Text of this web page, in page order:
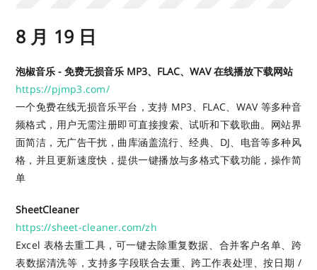
8 月 19 日
泡椒音乐 - 免费无损音乐 MP3、FLAC、WAV 在线播放下载网站
https://pjmp3.com/
一个免费在线无损音乐平台，支持 MP3、FLAC、WAV 等多种音
频格式，用户无需注册即可直接搜索、试听和下载歌曲。网站界
面简洁，无广告干扰，曲库涵盖流行、经典、DJ、电音等多种风
格，并且更新速度快，提供一键播放与多格式下载功能，操作简
单
SheetCleaner
https://sheet-cleaner.com/zh
Excel 表格去重工具，可一键去除重复数据、合并客户名单、跨
表数据清洗等，支持多字段联合去重、跨工作表处理、按日期 /